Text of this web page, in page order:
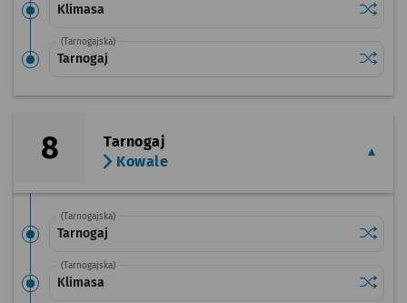
Klimasa
(Tarnogajska)
Tarnogaj
8
Tarnogaj
Kowale
(Tarnogajska)
Tarnogaj
(Tarnogajska)
Klimasa